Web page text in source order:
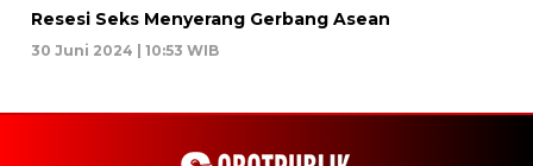
Resesi Seks Menyerang Gerbang Asean
30 Juni 2024 | 10:53 WIB